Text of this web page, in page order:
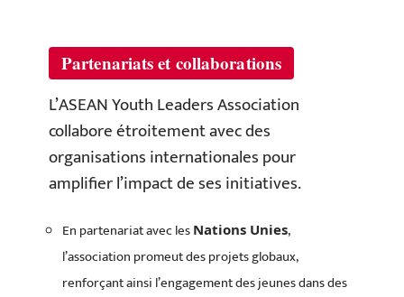
Partenariats et collaborations
L’ASEAN Youth Leaders Association
collabore étroitement avec des
organisations internationales pour
amplifier l’impact de ses initiatives.
En partenariat avec les Nations Unies,
l’association promeut des projets globaux,
renforçant ainsi l’engagement des jeunes dans des